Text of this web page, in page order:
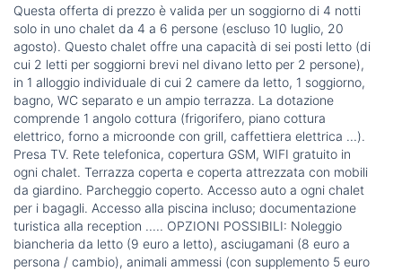
Questa offerta di prezzo è valida per un soggiorno di 4 notti
solo in uno chalet da 4 a 6 persone (escluso 10 luglio, 20
agosto). Questo chalet offre una capacità di sei posti letto (di
cui 2 letti per soggiorni brevi nel divano letto per 2 persone),
in 1 alloggio individuale di cui 2 camere da letto, 1 soggiorno,
bagno, WC separato e un ampio terrazza. La dotazione
comprende 1 angolo cottura (frigorifero, piano cottura
elettrico, forno a microonde con grill, caffettiera elettrica ...).
Presa TV. Rete telefonica, copertura GSM, WIFI gratuito in
ogni chalet. Terrazza coperta e coperta attrezzata con mobili
da giardino. Parcheggio coperto. Accesso auto a ogni chalet
per i bagagli. Accesso alla piscina incluso; documentazione
turistica alla reception ..... OPZIONI POSSIBILI: Noleggio
biancheria da letto (9 euro a letto), asciugamani (8 euro a
persona / cambio), animali ammessi (con supplemento 5 euro